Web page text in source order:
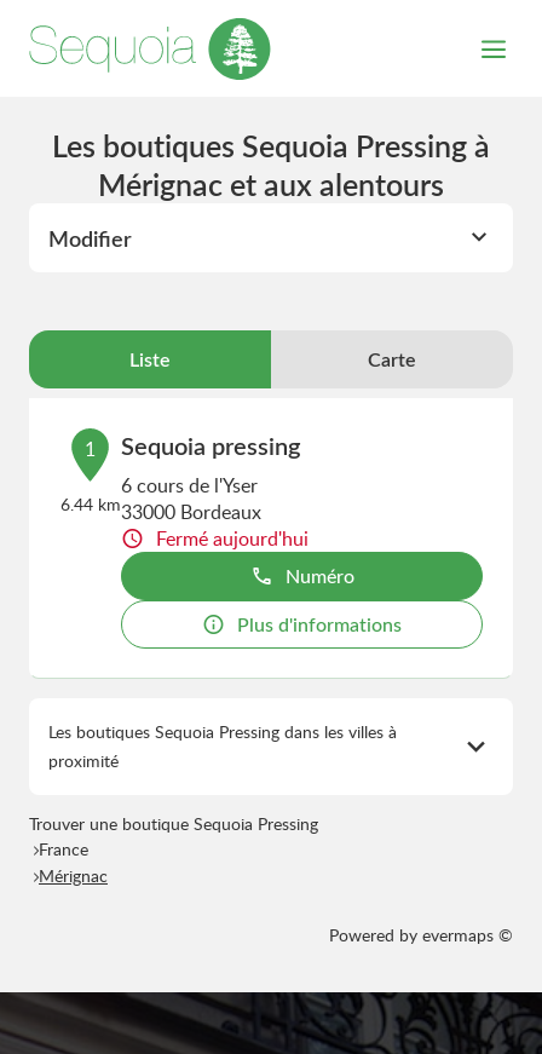
Les boutiques Sequoia Pressing à
Mérignac et aux alentours
Modifier
Liste Carte
1
6.44 km
Sequoia pressing
6 cours de l'Yser
33000 Bordeaux
Fermé aujourd'hui
Numéro
Plus d'informations
Les boutiques Sequoia Pressing dans les villes à
proximité
Trouver une boutique Sequoia Pressing
France
Mérignac
Powered by evermaps ©